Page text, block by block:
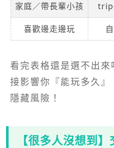
家庭／帶長輩小孩
喜歡邊走邊玩
看完表格還是選不出
接影響你『能玩多久
隱藏風險！
【很多人沒想到